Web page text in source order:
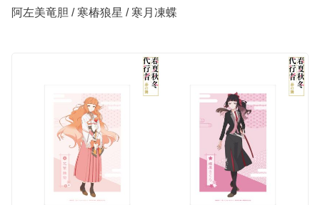
阿左美竜胆 / 寒椿狼星 / 寒月凍蝶